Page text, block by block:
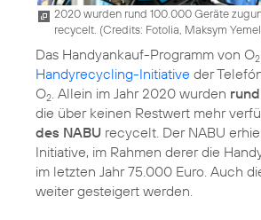
2020 wurden rund 100.000 Geräte
recycelt. (Credits: Fotolia, Maksym
Das Handyankauf-Programm von O2
Handyrecycling-Initiative der
O2. Allein im Jahr 2020 wurden
die über keinen Restwert mehr
des NABU recycelt. Der NABU
Initiative, im Rahmen derer die
im letzten Jahr 75.000 Euro. Auch
weiter gesteigert werden.